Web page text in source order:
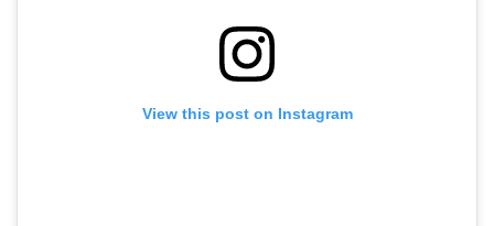
View this post on Instagram